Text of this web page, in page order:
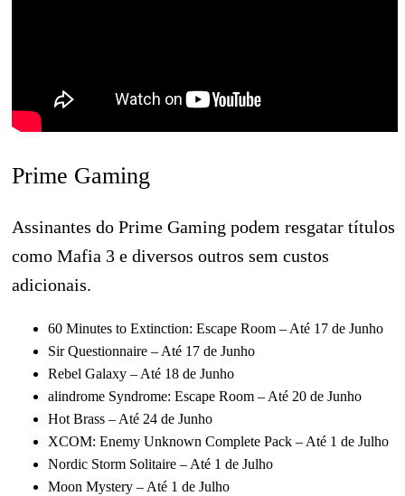
Prime Gaming
Assinantes do Prime Gaming podem resgatar títulos
como Mafia 3 e diversos outros sem custos
adicionais.
60 Minutes to Extinction: Escape Room – Até 17 de Junho
Sir Questionnaire – Até 17 de Junho
Rebel Galaxy – Até 18 de Junho
alindrome Syndrome: Escape Room – Até 20 de Junho
Hot Brass – Até 24 de Junho
XCOM: Enemy Unknown Complete Pack – Até 1 de Julho
Nordic Storm Solitaire – Até 1 de Julho
Moon Mystery – Até 1 de Julho